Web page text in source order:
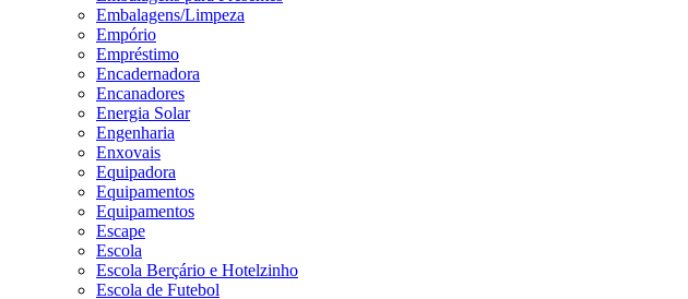
Embalagens/Limpeza
Empório
Empréstimo
Encadernadora
Encanadores
Energia Solar
Engenharia
Enxovais
Equipadora
Equipamentos
Equipamentos
Escape
Escola
Escola Berçário e Hotelzinho
Escola de Futebol